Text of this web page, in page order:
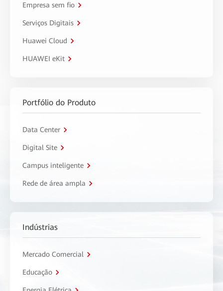
Empresa sem fio
Serviços Digitais
Huawei Cloud
HUAWEI eKit
Portfólio do Produto
Data Center
Digital Site
Campus inteligente
Rede de área ampla
Indústrias
Mercado Comercial
Educação